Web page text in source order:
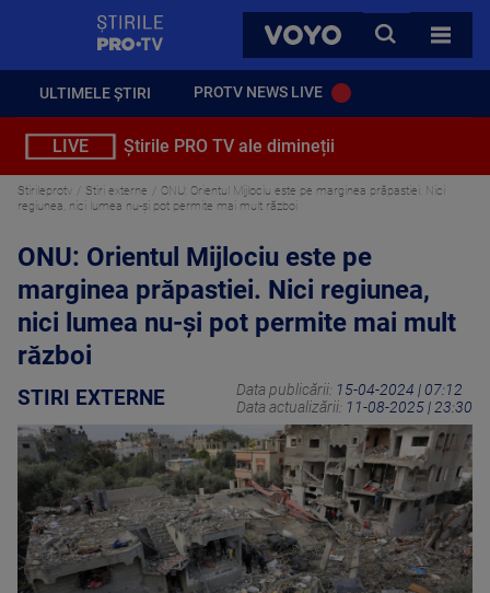
VOYO
CAUTA
TOATE
ULTIMELE ȘTIRI PROTV NEWS LIVE
LIVE Știrile PRO TV ale dimineții
Stirileprotv Stiri externe
ONU: Orientul Mijlociu este pe marginea prăpastiei. Nici
regiunea, nici lumea nu-şi pot permite mai mult război
ONU: Orientul Mijlociu este pe
marginea prăpastiei. Nici regiunea,
nici lumea nu-şi pot permite mai mult
război
STIRI EXTERNE Data publicării: 15-04-2024 | 07:12
Data actualizării: 11-08-2025 | 23:30